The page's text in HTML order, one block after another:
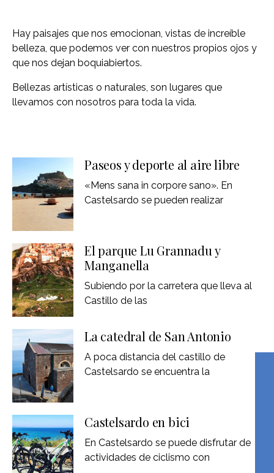
Hay paisajes que nos emocionan, vistas de increíble
belleza, que podemos ver con nuestros propios ojos y
que nos dejan boquiabiertos.
Bellezas artísticas o naturales, son lugares que
llevamos con nosotros para toda la vida.
Paseos y deporte al aire libre
«Mens sana in corpore sano». En
Castelsardo se pueden realizar
El parque Lu Grannadu y
Manganella
Subiendo por la carretera que lleva al
Castillo de las
La catedral de San Antonio
A poca distancia del castillo de
Castelsardo se encuentra la
Castelsardo en bici
En Castelsardo se puede disfrutar de
actividades de ciclismo con